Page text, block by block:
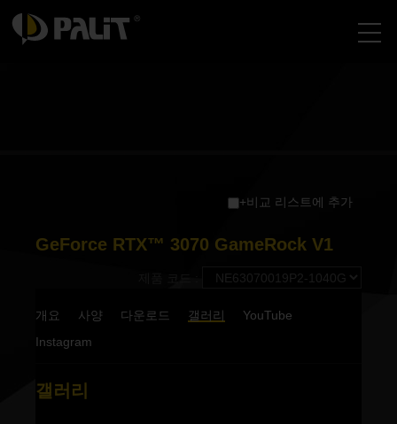
+비교 리스트에 추가
GeForce RTX™ 3070 GameRock V1
개요 사양 다운로드 갤러리
YouTube
Instagram
갤러리